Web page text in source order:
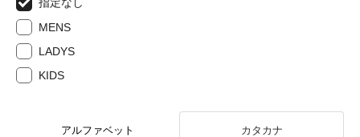
MENS
LADYS
KIDS
アルファベット カタカナ